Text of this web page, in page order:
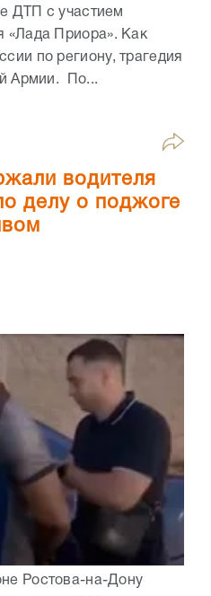
ДТП с участием
«Лада Приора». Как
по региону, трагедия
й Армии. По...
водителя
делу о поджоге
Ростова-на-Дону